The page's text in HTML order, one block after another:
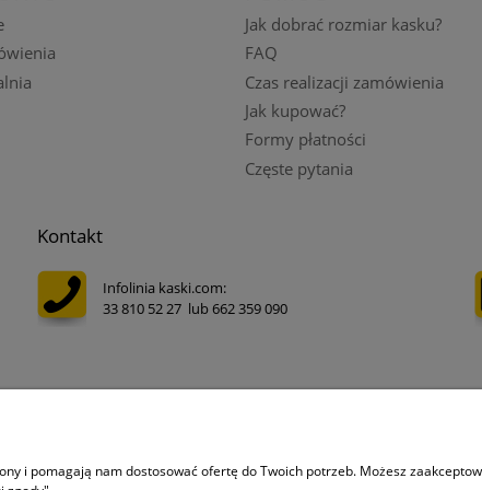
Jak dobrać rozmiar kasku?
FAQ
Czas realizacji zamówienia
Jak kupować?
Formy płatności
Częste pytania
Kontakt
Infolinia kaski.com:
33 810 52 27 lub 662 359 090
i pomagają nam dostosować ofertę do Twoich potrzeb. Możesz